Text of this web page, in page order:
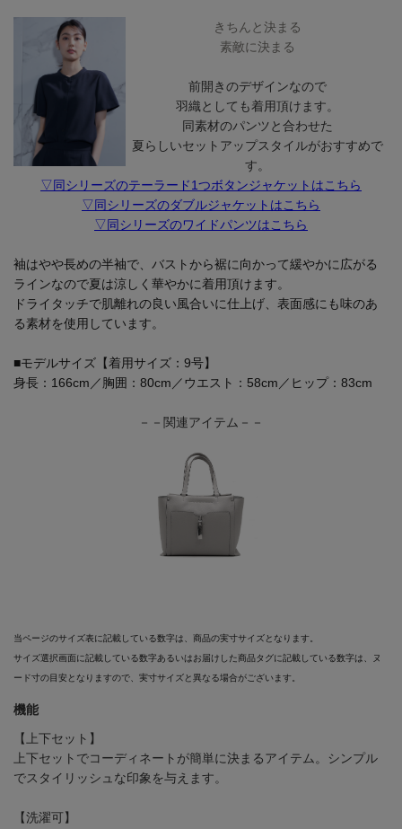
きちんと決まる
素敵に決まる
前開きのデザインなので
羽織としても着用頂けます。
同素材のパンツと合わせた
夏らしいセットアップスタイルがおすすめで
す。
▽同シリーズのテーラード1つボタンジャケットはこちら
▽同シリーズのダブルジャケットはこちら
▽同シリーズのワイドパンツはこちら
袖はやや長めの半袖で、バストから裾に向かって緩やかに広がる
ラインなので夏は涼しく華やかに着用頂けます。
ドライタッチで肌離れの良い風合いに仕上げ、表面感にも味のあ
る素材を使用しています。
■モデルサイズ【着用サイズ：9号】
身長：166cm／胸囲：80cm／ウエスト：58cm／ヒップ：83cm
－－関連アイテム－－
当ページのサイズ表に記載している数字は、商品の実寸サイズとなります。
サイズ選択画面に記載している数字あるいはお届けした商品タグに記載している数字は、ヌ
ード寸の目安となりますので、実寸サイズと異なる場合がございます。
機能
【上下セット】
上下セットでコーディネートが簡単に決まるアイテム。シンプル
でスタイリッシュな印象を与えます。
【洗濯可】